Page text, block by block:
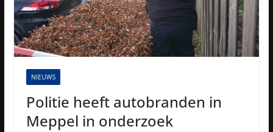
NIEUWS
Politie heeft autobranden in
Meppel in onderzoek